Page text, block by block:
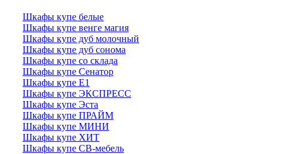
Шкафы купе белые
Шкафы купе венге магия
Шкафы купе дуб молочный
Шкафы купе дуб сонома
Шкафы купе со склада
Шкафы купе Сенатор
Шкафы купе Е1
Шкафы купе ЭКСПРЕСС
Шкафы купе Эста
Шкафы купе ПРАЙМ
Шкафы купе МИНИ
Шкафы купе ХИТ
Шкафы купе СВ-мебель